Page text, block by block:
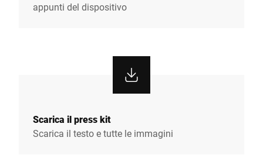
appunti del dispositivo
Scarica il press kit
Scarica il testo e tutte le immagini